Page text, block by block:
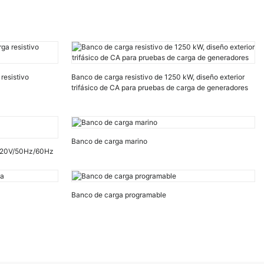
Banco de carga resistivo de 1250 kW, diseño exterior
trifásico de CA para pruebas de carga de generadores
50Hz/60Hz
Banco de carga marino
Banco de carga programable